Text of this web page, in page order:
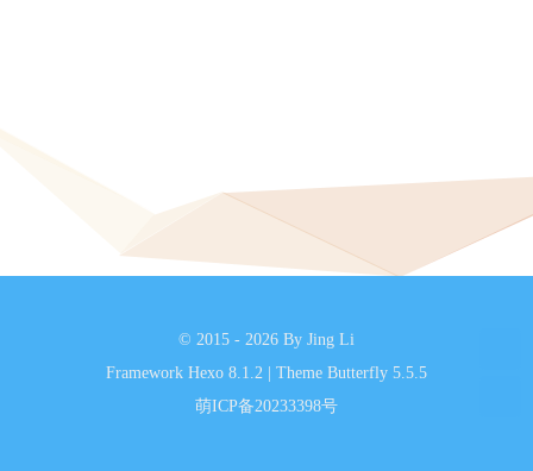
© 2015 - 2026 By Jing Li
Framework Hexo 8.1.2 Theme Butterfly 5.5.5
萌ICP备20233398号